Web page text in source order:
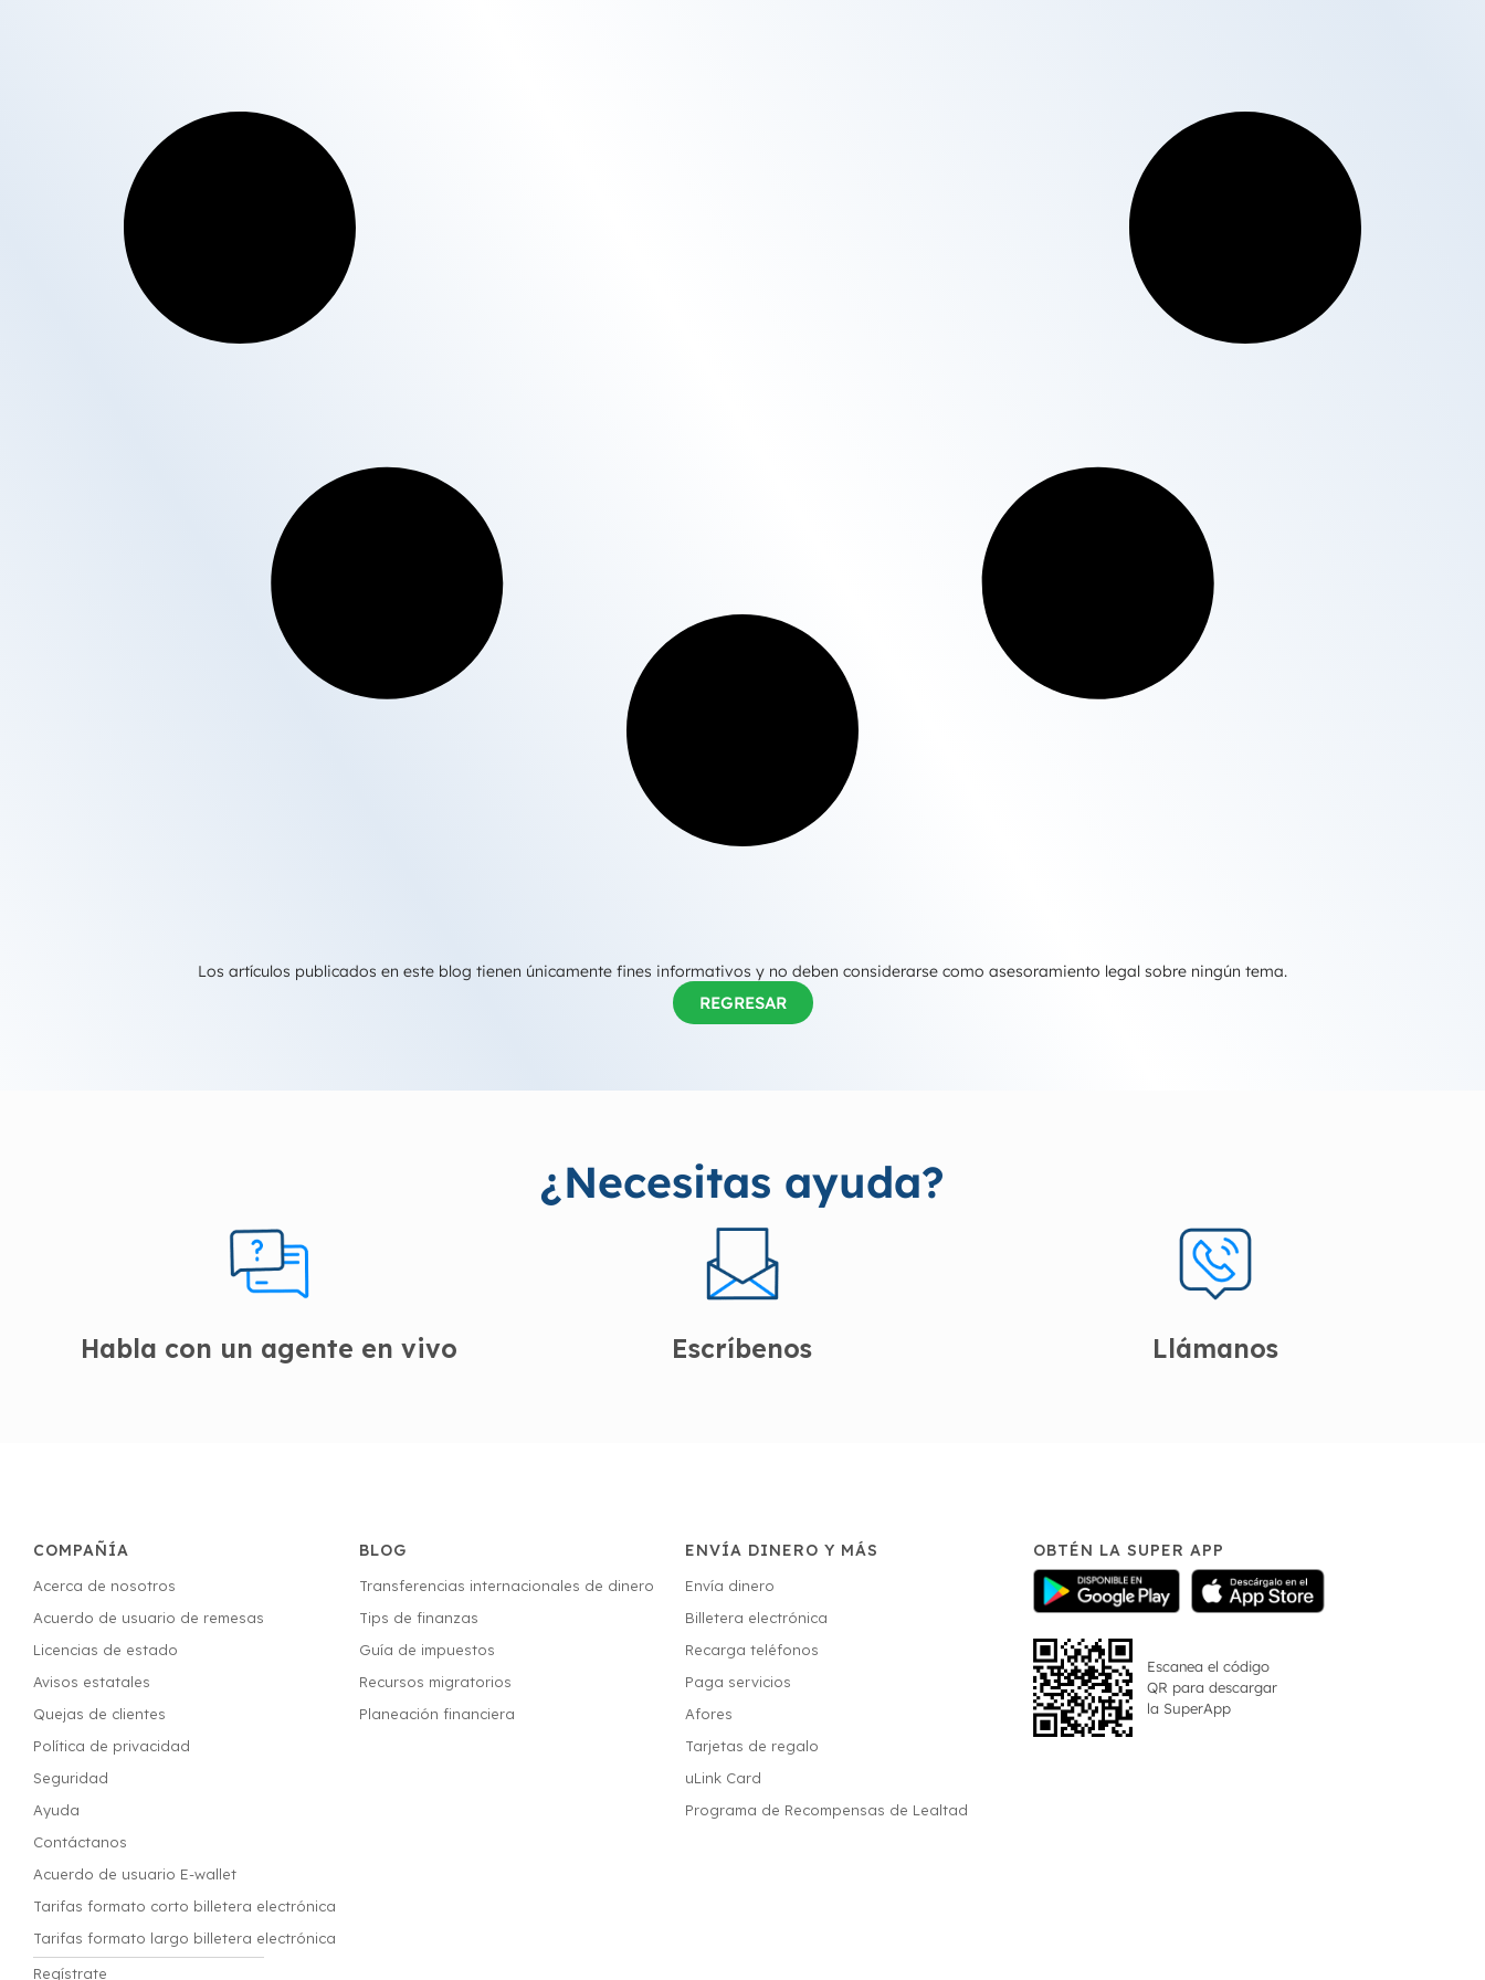
Los artículos publicados en este blog tienen únicamente fines informativos y no deben considerarse como asesoramiento legal sobre ningún tema.
REGRESAR
¿Necesitas ayuda?
Habla con un agente en vivo Escríbenos Llámanos
COMPAÑÍA
Acerca de nosotros
Acuerdo de usuario de remesas
Licencias de estado
Avisos estatales
Quejas de clientes
Política de privacidad
Seguridad
Ayuda
Contáctanos
Acuerdo de usuario E-wallet
Tarifas formato corto billetera electrónica
Tarifas formato largo billetera electrónica
Regístrate
BLOG
Transferencias internacionales de dinero
Tips de finanzas
Guía de impuestos
Recursos migratorios
Planeación financiera
ENVÍA DINERO Y MÁS
Envía dinero
Billetera electrónica
Recarga teléfonos
Paga servicios
Afores
Tarjetas de regalo
uLink Card
Programa de Recompensas de Lealtad
OBTÉN LA SUPER APP
Escanea el código
QR para descargar
la SuperApp